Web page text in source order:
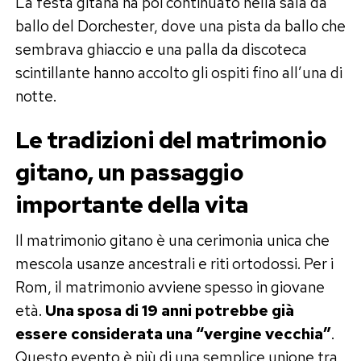
ballo del Dorchester, dove una pista da ballo che
sembrava ghiaccio e una palla da discoteca
scintillante hanno accolto gli ospiti fino all’una di
notte.
Le tradizioni del matrimonio
gitano, un passaggio
importante della vita
Il matrimonio gitano è una cerimonia unica che
mescola usanze ancestrali e riti ortodossi. Per i
Rom, il matrimonio avviene spesso in giovane
età. Una sposa di 19 anni potrebbe già
essere considerata una “vergine vecchia”.